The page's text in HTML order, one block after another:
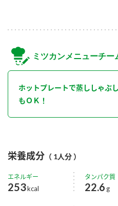
ミツカンメニューチー
ホットプレートで蒸ししゃぶ
もＯＫ！
栄養成分 （ 1人分 ）
エネルギー
253kcal
タンパク質
22.6 g